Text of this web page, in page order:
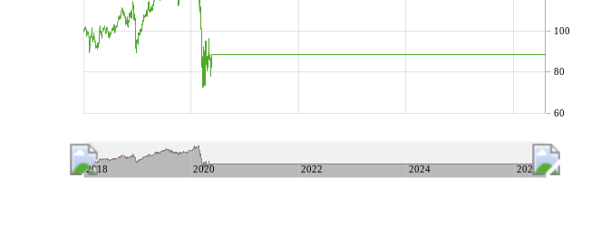
60
80
100
2018 2020 2022 2024 2026